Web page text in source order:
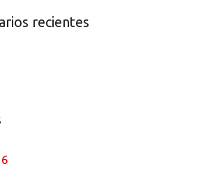
recientes